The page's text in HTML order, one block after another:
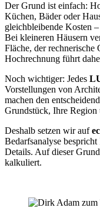
Der Grund ist einfach:
Küchen, Bäder oder
gleichbleibende Kosten
Bei kleineren Häusern
Fläche, der rechnerische
Hochrechnung führt
Noch wichtiger: Jedes
Vorstellungen von
machen den
Grundstück, Ihre Region
Deshalb setzen wir auf
Bedarfsanalyse
Details. Auf dieser
kalkuliert.